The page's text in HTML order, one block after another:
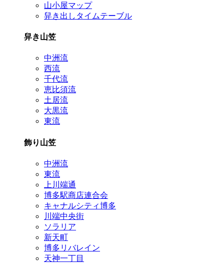
山小屋マップ
舁き出しタイムテーブル
舁き山笠
中洲流
西流
千代流
恵比須流
土居流
大黒流
東流
飾り山笠
中洲流
東流
上川端通
博多駅商店連合会
キャナルシティ博多
川端中央街
ソラリア
新天町
博多リバレイン
天神一丁目